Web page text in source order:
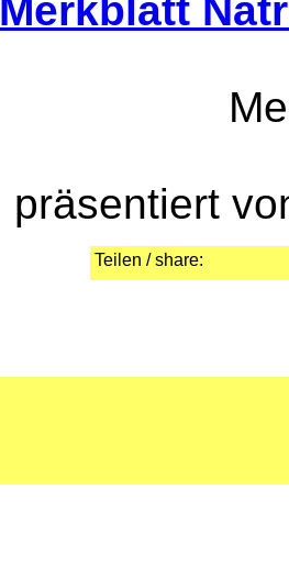
Merkblatt
präsentiert
Teilen / share: